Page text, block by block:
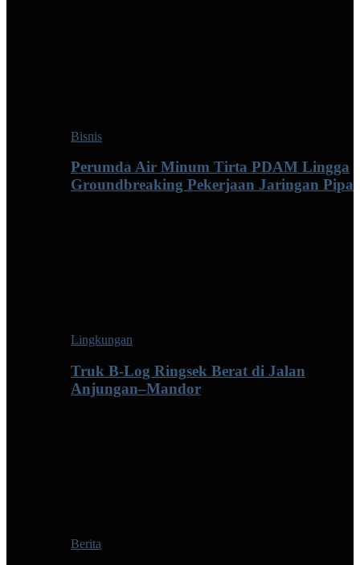
Bisnis
Perumda Air Minum Tirta PDAM Lingga
Groundbreaking Pekerjaan Jaringan Pipa
Lingkungan
Truk B-Log Ringsek Berat di Jalan
Anjungan–Mandor
Berita